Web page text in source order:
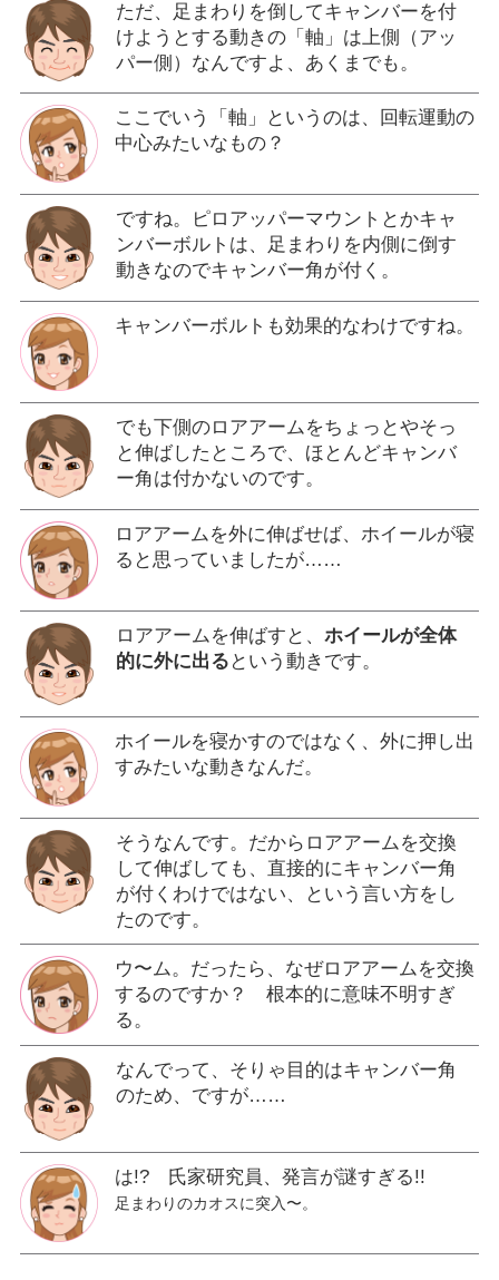
ただ、足まわりを倒してキャンバーを付
けようとする動きの「軸」は上側（アッ
パー側）なんですよ、あくまでも。
ここでいう「軸」というのは、回転運動の
中心みたいなもの？
ですね。ピロアッパーマウントとかキャ
ンバーボルトは、足まわりを内側に倒す
動きなのでキャンバー角が付く。
キャンバーボルトも効果的なわけですね。
でも下側のロアアームをちょっとやそっ
と伸ばしたところで、ほとんどキャンバ
ー角は付かないのです。
ロアアームを外に伸ばせば、ホイールが寝
ると思っていましたが……
ロアアームを伸ばすと、 ホイールが全体
的に外に出る という動きです。
ホイールを寝かすのではなく、外に押し出
すみたいな動きなんだ。
そうなんです。だからロアアームを交換
して伸ばしても、直接的にキャンバー角
が付くわけではない、という言い方をし
たのです。
ウ〜ム。だったら、なぜロアアームを交換
するのですか？ 根本的に意味不明すぎ
る。
なんでって、そりゃ目的はキャンバー角
のため、ですが……
は!? 氏家研究員、発言が謎すぎる!!
足まわりのカオスに突入〜。